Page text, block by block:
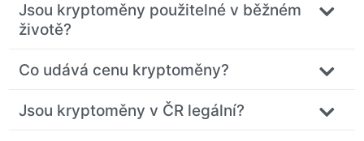
Jsou kryptoměny použitelné v běžném
životě?
Co udává cenu kryptoměny?
Jsou kryptoměny v ČR legální?